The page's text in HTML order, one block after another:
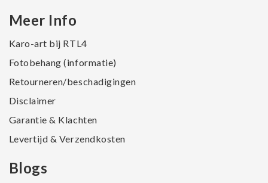
Meer Info
Karo-art bij RTL4
Fotobehang (informatie)
Retourneren/beschadigingen
Disclaimer
Garantie & Klachten
Levertijd & Verzendkosten
Blogs